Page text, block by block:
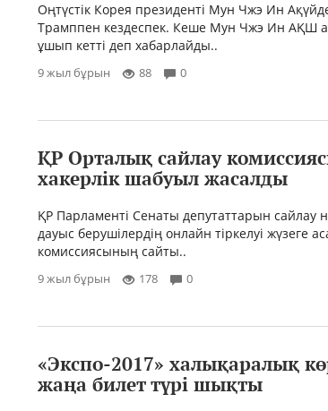
Оңтүстік Корея президенті Мун Чжэ Ин
Трамппен кездеспек. Кеше Мун Чжэ Ин АҚШ
ұшып кетті деп хабарлайды..
9 жыл бұрын 88 0
ҚР Орталық сайлау
хакерлік шабуыл жасалды
ҚР Парламенті Сенаты депутаттарын сайлау
дауыс берушілердің онлайн тіркелуі жүзеге
комиссиясының сайты..
9 жыл бұрын 178 0
«Экспо-2017» халықаралық
жаңа билет түрі шықты